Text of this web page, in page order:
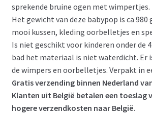
sprekende bruine ogen met wimpertjes.
Het gewicht van deze babypop is ca
mooi kussen, kleding oorbelletjes en
Is niet geschikt voor kinderen onder de
bad het materiaal is niet waterdicht. Er
de wimpers en oorbelletjes. Verpakt in
Gratis verzending binnen Nederland
Klanten uit België betalen een toeslag
hogere verzendkosten naar België.